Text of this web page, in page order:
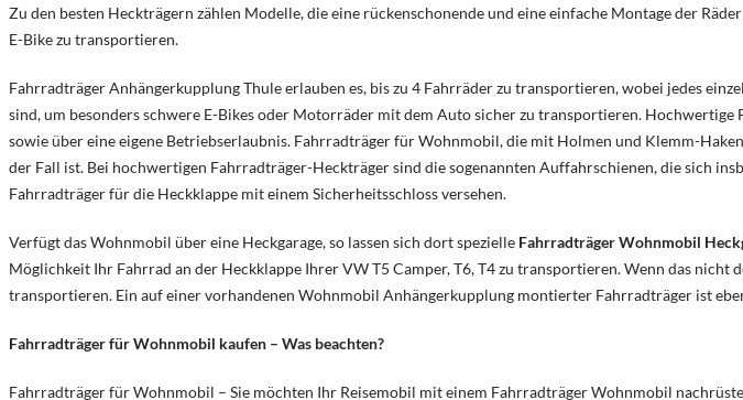
Zu den besten Heckträgern zählen Modelle, die eine rückenschonende und eine einfache Montage der
E-Bike zu transportieren.
Fahrradträger Anhängerkupplung Thule erlauben es, bis zu 4 Fahrräder zu transportieren, wobei jedes
sind, um besonders schwere E-Bikes oder Motorräder mit dem Auto sicher zu transportieren.
sowie über eine eigene Betriebserlaubnis. Fahrradträger für Wohnmobil, die mit Holmen und Klemm-
der Fall ist. Bei hochwertigen Fahrradträger-Heckträger sind die sogenannten Auffahrschienen, die sich
Fahrradträger für die Heckklappe mit einem Sicherheitsschloss versehen.
Verfügt das Wohnmobil über eine Heckgarage, so lassen sich dort spezielle Fahrradträger Wohnmobil
Möglichkeit Ihr Fahrrad an der Heckklappe Ihrer VW T5 Camper, T6, T4 zu transportieren. Wenn das
transportieren. Ein auf einer vorhandenen Wohnmobil Anhängerkupplung montierter Fahrradträger ist
Fahrradträger für Wohnmobil kaufen – Was beachten?
Fahrradträger für Wohnmobil – Sie möchten Ihr Reisemobil mit einem Fahrradträger Wohnmobil